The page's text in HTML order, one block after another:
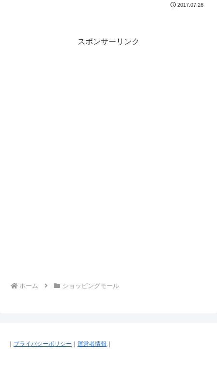
2017.07.26
スポンサーリンク
ホーム ショッピングモール
プライバシーポリシー 運営者情報